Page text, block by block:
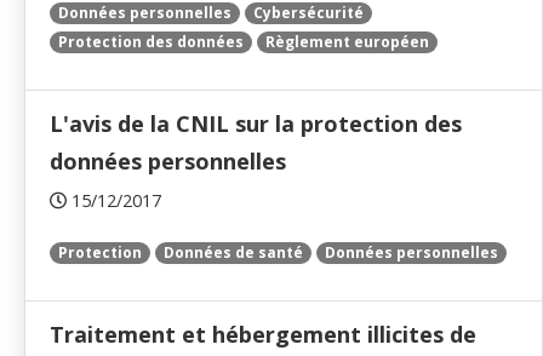
Données personnelles
Cybersécurité
Protection des données
Règlement européen
L'avis de la CNIL sur la protection des
données personnelles
15/12/2017
Protection Données de santé Données personnelles
Traitement et hébergement illicites de